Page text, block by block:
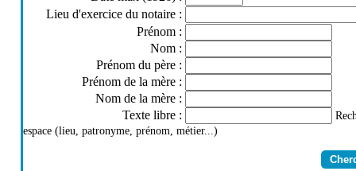
Lieu d'exercice du notaire :
Prénom :
Nom :
Prénom du père :
Prénom de la mère :
Nom de la mère :
Texte libre :
espace (lieu, patronyme, prénom, métier...)